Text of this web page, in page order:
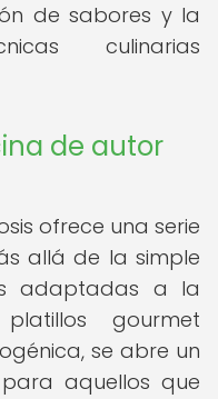
de sabores y la
culinarias
de autor
ofrece una serie
allá de la simple
adaptadas a la
gourmet
se abre un
aquellos que